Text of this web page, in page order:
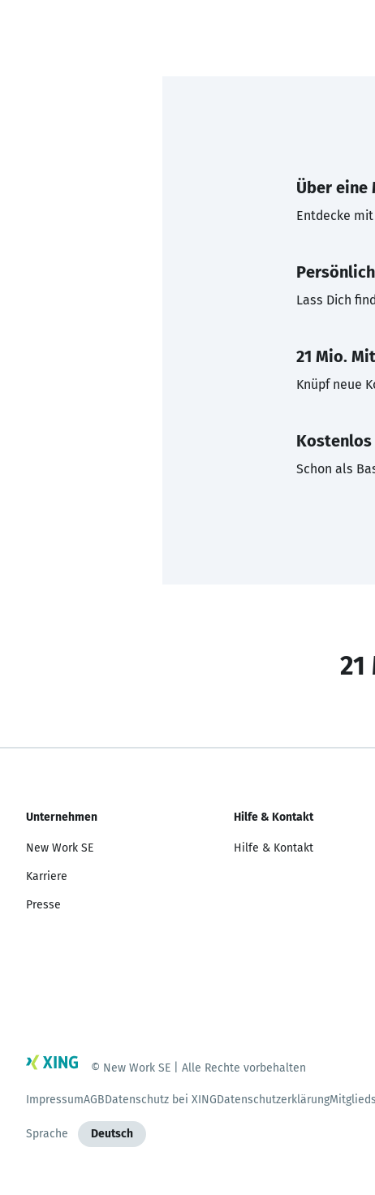
Über eine
Entdecke mit
Lass Dich
21 Mio.
Knüpf neue
Schon als
21
Unternehmen
New Work SE
Karriere
Presse
Hilfe & Kontakt
Hilfe & Kontakt
© New Work SE | Alle Rechte vorbehalten
ImpressumAGBDatenschutz bei XINGDatenschutzerklärung
Sprache Deutsch